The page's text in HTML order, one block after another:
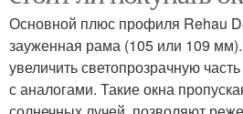
Основной плюс профиля Rehau
зауженная рама (105 или 109
увеличить светопрозрачную
с аналогами. Такие окна